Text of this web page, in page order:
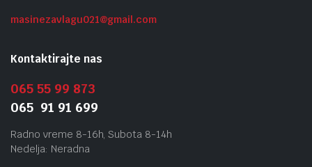
masinezavlagu021@gmail.com
Kontaktirajte nas
065 55 99 873
065 91 91 699
Radno vreme 8-16h, Subota 8-14h
Nedelja: Neradna